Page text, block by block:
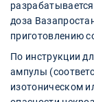
доза
приготовлению
По инструкции
ампулы
изотоническом